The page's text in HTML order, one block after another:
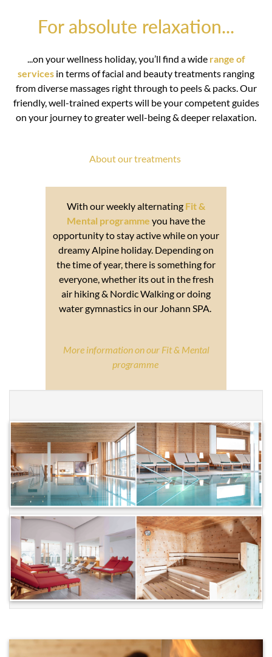
For absolute relaxation...
...on your wellness holiday, you’ll find a wide range of
services in terms of facial and beauty treatments ranging
from diverse massages right through to peels & packs. Our
friendly, well-trained experts will be your competent guides
on your journey to greater well-being & deeper relaxation.
About our treatments
With our weekly alternating Fit &
Mental programme you have the
opportunity to stay active while on your
dreamy Alpine holiday. Depending on
the time of year, there is something for
everyone, whether its out in the fresh
air hiking & Nordic Walking or doing
water gymnastics in our Johann SPA.
More information on our Fit & Mental
programme